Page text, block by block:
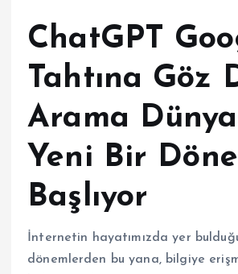
ChatGPT
Tahtına Göz
Arama
Yeni Bir
Başlıyor
İnternetin hayatımızda yer
dönemlerden bu yana, bilgiye